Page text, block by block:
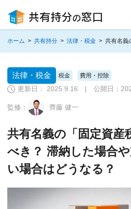
ホーム > 共有持分 > 法律・税金 > 共有名義
法律・税金 税金 費用・控除
更新日： 2025.9.16 | 公開日：
監修： 齊藤 健一
共有名義の「固定資産
べき？ 滞納した場合
い場合はどうなる？